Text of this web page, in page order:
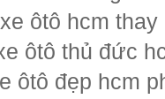
ôtô hcm
ôtô thủ đức
ôtô đẹp hcm